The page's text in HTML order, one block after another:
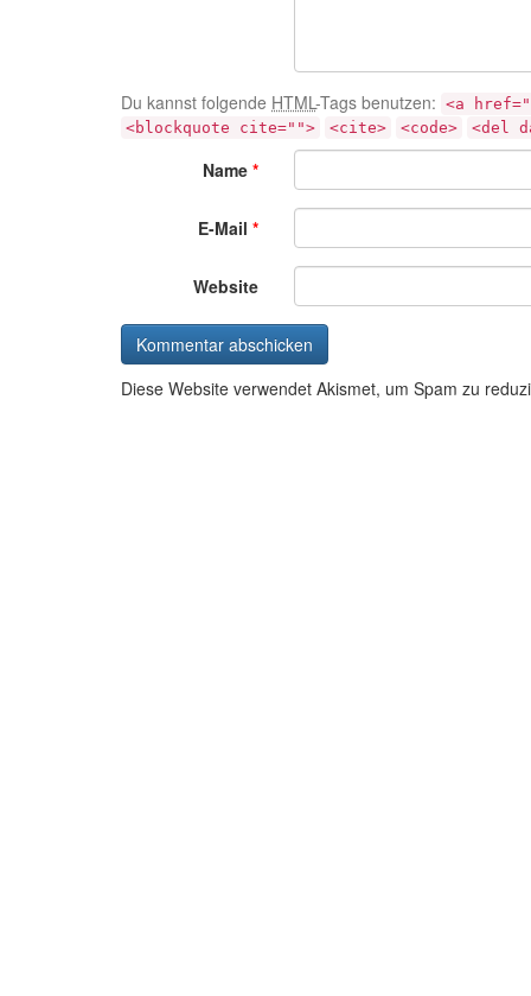
Du kannst folgende HTML-Tags benutzen: <a
<blockquote cite="">
<cite> <code> <del
Name*
E-Mail*
Website
Diese Website verwendet Akismet, um Spam zu